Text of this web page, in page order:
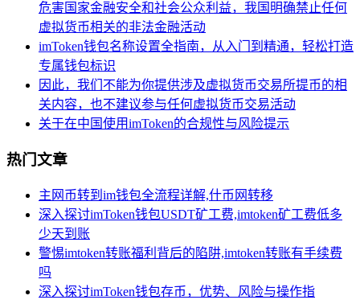
危害国家金融安全和社会公众利益，我国明确禁止任何
虚拟货币相关的非法金融活动
imToken钱包名称设置全指南，从入门到精通，轻松打造
专属钱包标识
因此，我们不能为你提供涉及虚拟货币交易所提币的相
关内容，也不建议参与任何虚拟货币交易活动
关于在中国使用imToken的合规性与风险提示
热门文章
主网币转到im钱包全流程详解,什币网转移
深入探讨imToken钱包USDT矿工费,imtoken矿工费低多
少天到账
警惕imtoken转账福利背后的陷阱,imtoken转账有手续费
吗
深入探讨imToken钱包存币，优势、风险与操作指